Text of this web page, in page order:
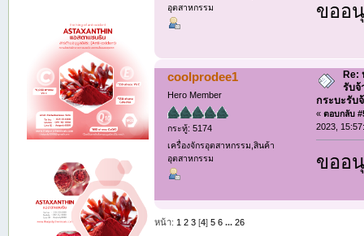
อุตสาหกรรม
ขออ
coolprodee1
Hero Member
กระทู้: 5174
เครื่องจักรอุตสาหกรรม,สินค้า
อุตสาหกรรม
Re:
รับจ้
กระบะรับ
«ตอบกลับ
2023,
ขออ
หน้า: 1 2 3[4] 5 6 ... 26